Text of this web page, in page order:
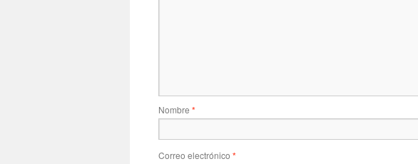
Nombre *
Correo electrónico *